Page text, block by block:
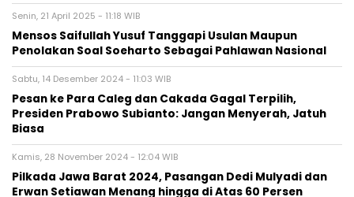
Senin, 21 April 2025 - 11:18 WIB
Mensos Saifullah Yusuf Tanggapi Usulan Maupun
Penolakan Soal Soeharto Sebagai Pahlawan Nasional
Sabtu, 14 Desember 2024 - 11:03 WIB
Pesan ke Para Caleg dan Cakada Gagal Terpilih,
Presiden Prabowo Subianto: Jangan Menyerah, Jatuh
Biasa
Kamis, 28 November 2024 - 12:04 WIB
Pilkada Jawa Barat 2024, Pasangan Dedi Mulyadi dan
Erwan Setiawan Menang hingga di Atas 60 Persen